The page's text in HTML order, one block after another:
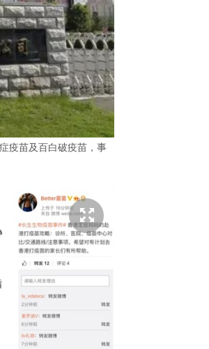
疫苗及百白破疫苗，事